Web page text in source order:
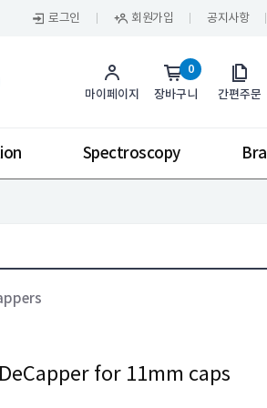
로그인 회원가입 공지사항
마이페이지 장바구니
0
간편주문
Spectroscopy
for 11mm caps